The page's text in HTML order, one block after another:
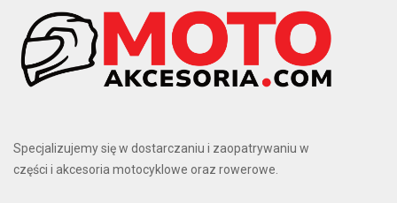
Specjalizujemy się w dostarczaniu i zaopatrywaniu w
części i akcesoria motocyklowe oraz rowerowe.